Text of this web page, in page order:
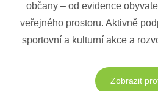
občany – od evidence
veřejného prostoru. Aktivně
sportovní a kulturní akce a
Zobrazit